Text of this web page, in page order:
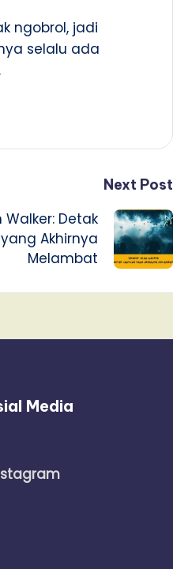
ngobrol, jadi
selalu ada
Next Post
Walker: Detak
Akhirnya
Melambat
Media